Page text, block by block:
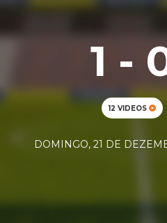
Premier League
Bundesliga
Ligue 1
1 -
12 VIDEOS
DOMINGO, 21 DE